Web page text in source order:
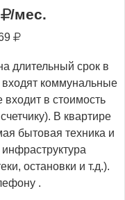
/мес.
длительный срок в
коммунальные
в стоимость
В квартире
бытовая техника и
остановки и т.д.).
.